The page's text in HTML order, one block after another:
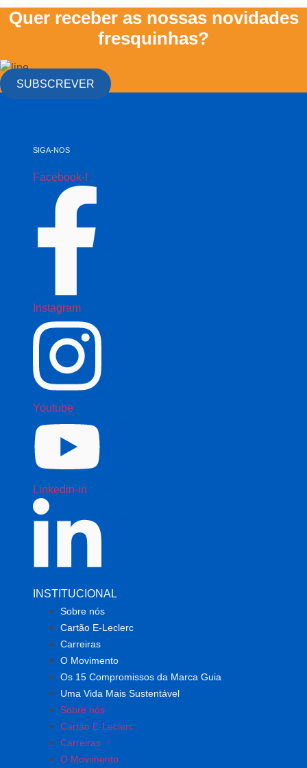
Quer receber as nossas novidades
fresquinhas?
SUBSCREVER
SIGA-NOS
Facebook-f
Instagram
Youtube
Linkedin-in
INSTITUCIONAL
Sobre nós
Cartão E-Leclerc
Carreiras
O Movimento
Os 15 Compromissos da Marca Guia
Uma Vida Mais Sustentável
Sobre nós
Cartão E-Leclerc
Carreiras
O Movimento